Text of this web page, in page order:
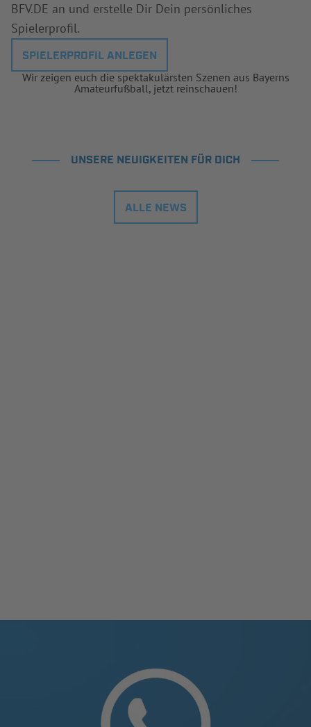
BFV.DE an und erstelle Dir Dein persönliches
Spielerprofil.
SPIELERPROFIL ANLEGEN
Wir zeigen euch die spektakulärsten Szenen aus Bayerns
Amateurfußball, jetzt reinschauen!
UNSERE NEUIGKEITEN FÜR DICH
ALLE NEWS